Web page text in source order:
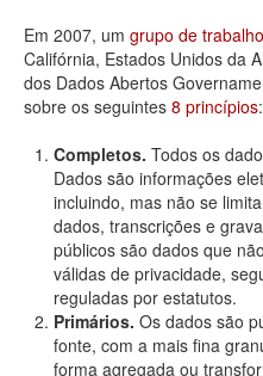
Em 2007, um grupo de trabalho
Califórnia, Estados Unidos da
dos Dados Abertos
sobre os seguintes 8 princípios:
Completos. Todos os
Dados são informações
incluindo, mas não se
dados, transcrições e
públicos são dados que
válidas de privacidade,
reguladas por estatutos.
Primários. Os dados são
fonte, com a mais fina
forma agregada ou